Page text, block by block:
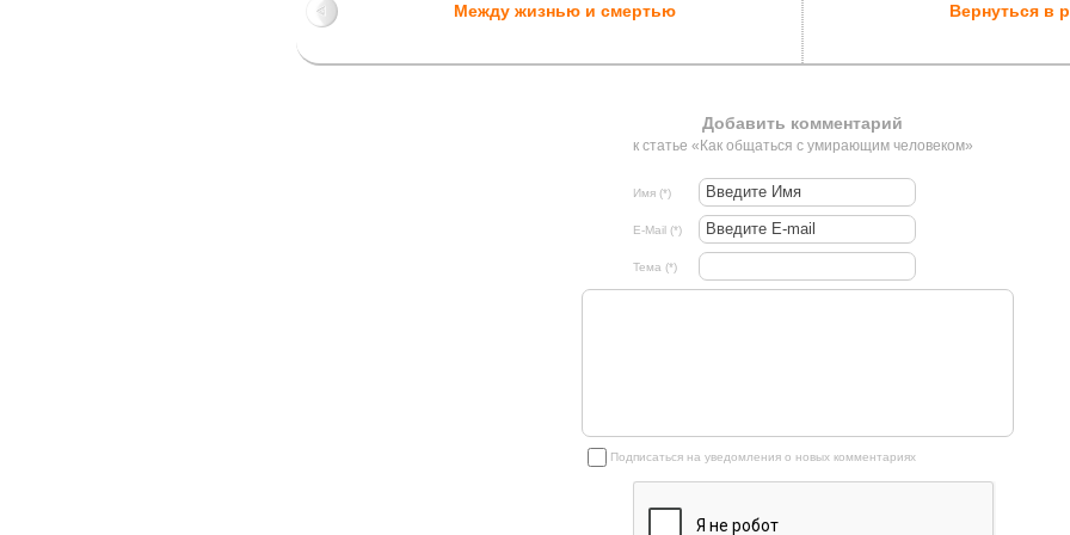
Между жизнью и смертью Вернуться в
Добавить комментарий
к статье «Как общаться с умирающим человеком»
Имя (*)
E-Mail (*)
Тема (*)
Подписаться на уведомления о новых комментариях